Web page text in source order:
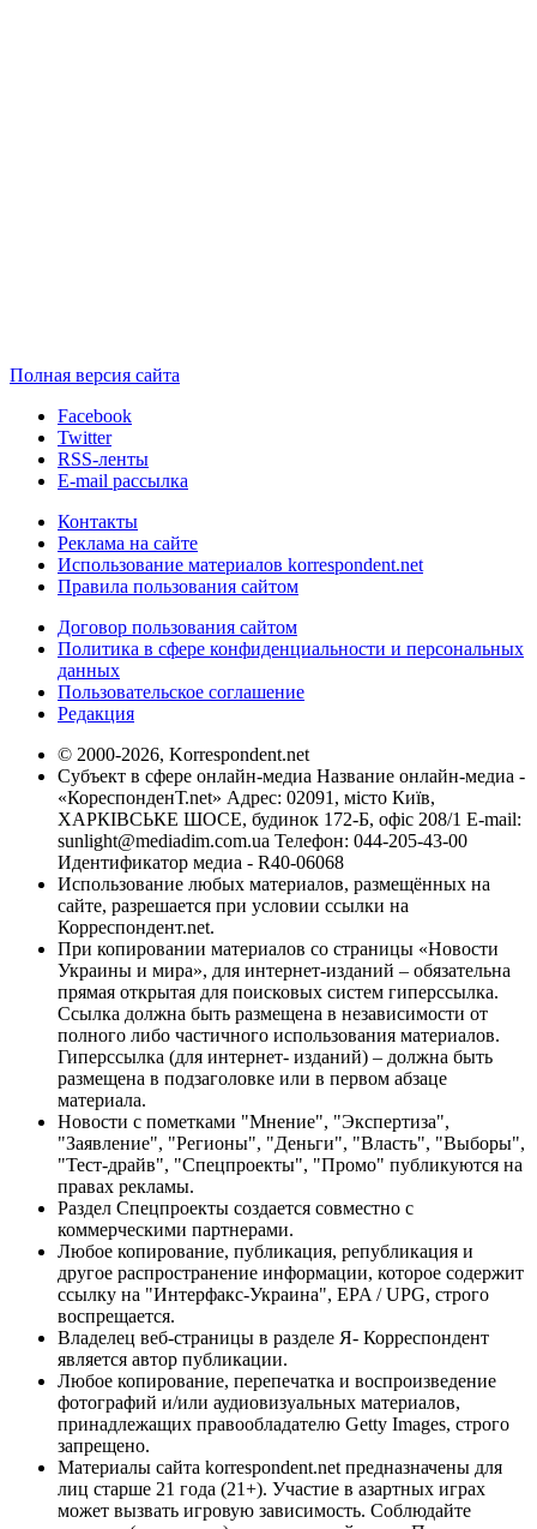
Полная версия сайта
Facebook
Twitter
RSS-ленты
E-mail рассылка
Контакты
Реклама на сайте
Использование материалов korrespondent.net
Правила пользования сайтом
Договор пользования сайтом
Политика в сфере конфиденциальности и персональных
данных
Пользовательское соглашение
Редакция
© 2000-2026, Korrespondent.net
Субъект в сфере онлайн-медиа Название онлайн-медиа -
«КореспонденТ.net» Адрес: 02091, місто Київ,
ХАРКІВСЬКЕ ШОСЕ, будинок 172-Б, офіс 208/1 E-mail:
sunlight@mediadim.com.ua Телефон: 044-205-43-00
Идентификатор медиа - R40-06068
Использование любых материалов, размещённых на
сайте, разрешается при условии ссылки на
Корреспондент.net.
При копировании материалов со страницы «Новости
Украины и мира», для интернет-изданий – обязательна
прямая открытая для поисковых систем гиперссылка.
Ссылка должна быть размещена в независимости от
полного либо частичного использования материалов.
Гиперссылка (для интернет- изданий) – должна быть
размещена в подзаголовке или в первом абзаце
материала.
Новости с пометками "Мнение", "Экспертиза",
"Заявление", "Регионы", "Деньги", "Власть", "Выборы",
"Тест-драйв", "Спецпроекты", "Промо" публикуются на
правах рекламы.
Раздел Спецпроекты создается совместно с
коммерческими партнерами.
Любое копирование, публикация, републикация и
другое распространение информации, которое содержит
ссылку на "Интерфакс-Украина", EPA / UPG, строго
воспрещается.
Владелец веб-страницы в разделе Я- Корреспондент
является автор публикации.
Любое копирование, перепечатка и воспроизведение
фотографий и/или аудиовизуальных материалов,
принадлежащих правообладателю Getty Images, строго
запрещено.
Материалы сайта korrespondent.net предназначены для
лиц старше 21 года (21+). Участие в азартных играх
может вызвать игровую зависимость. Соблюдайте